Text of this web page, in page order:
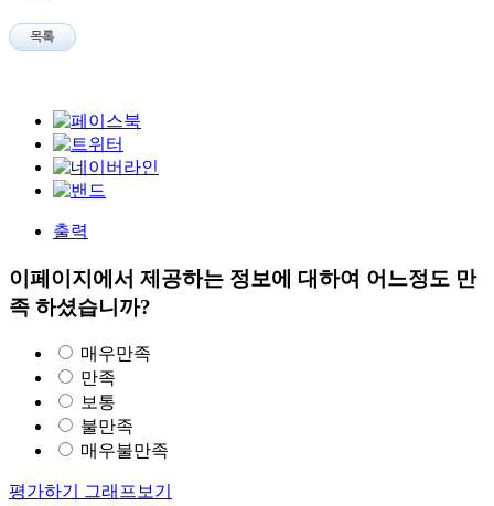
출력
이페이지에서 제공하는 정보에 대하여 어느정도 만
족 하셨습니까?
매우만족
만족
보통
불만족
매우불만족
평가하기 그래프보기